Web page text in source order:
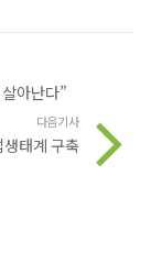
아난다”
다음기사
생태계 구축